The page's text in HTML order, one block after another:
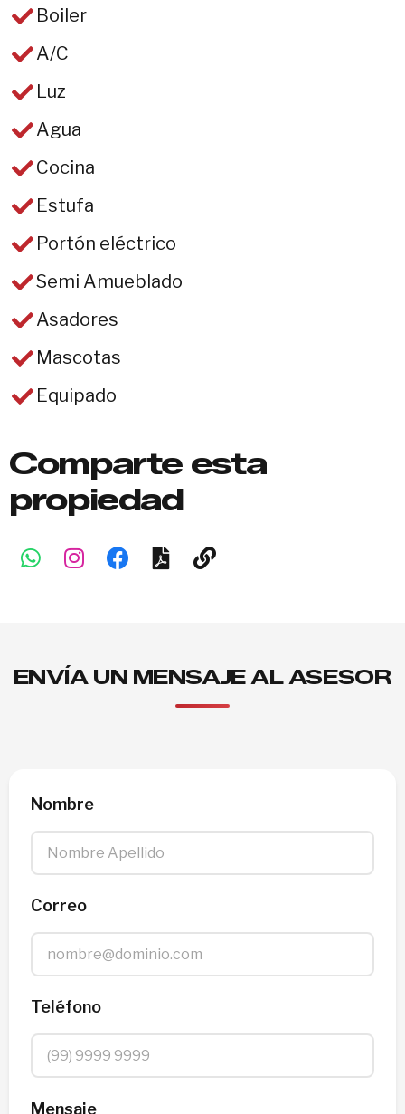
Boiler
A/C
Luz
Agua
Cocina
Estufa
Portón eléctrico
Semi Amueblado
Asadores
Mascotas
Equipado
Comparte esta
propiedad
ENVÍA UN MENSAJE AL ASESOR
Nombre
Correo
Teléfono
Mensaje